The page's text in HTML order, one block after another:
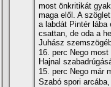
most önkritikát
maga elől. A
a labdát Pintér
csattan, de oda a
Juhász
16. perc Nego
Hajnal
15. perc Nego már
Szabó spori